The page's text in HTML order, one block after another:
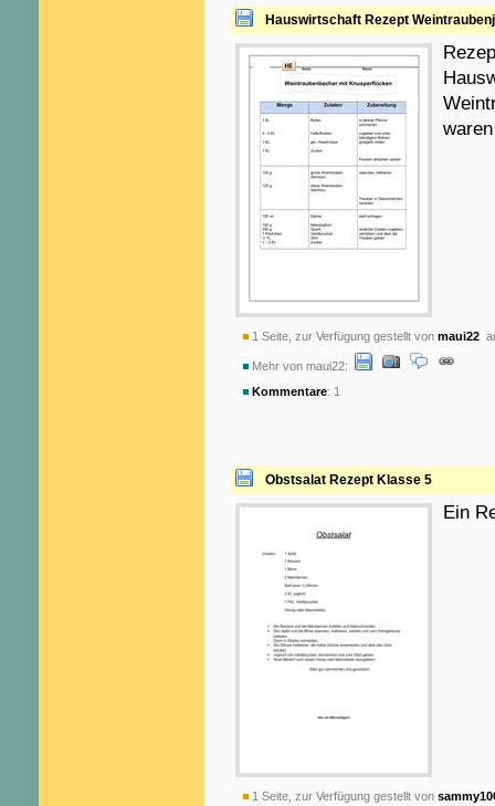
Hauswirtschaft Rezept
1 Seite, zur Verfügung gestellt von maui22
Mehr von maui22:
Kommentare: 1
Obstsalat Rezept Klasse 5
Ein
1 Seite, zur Verfügung gestellt von